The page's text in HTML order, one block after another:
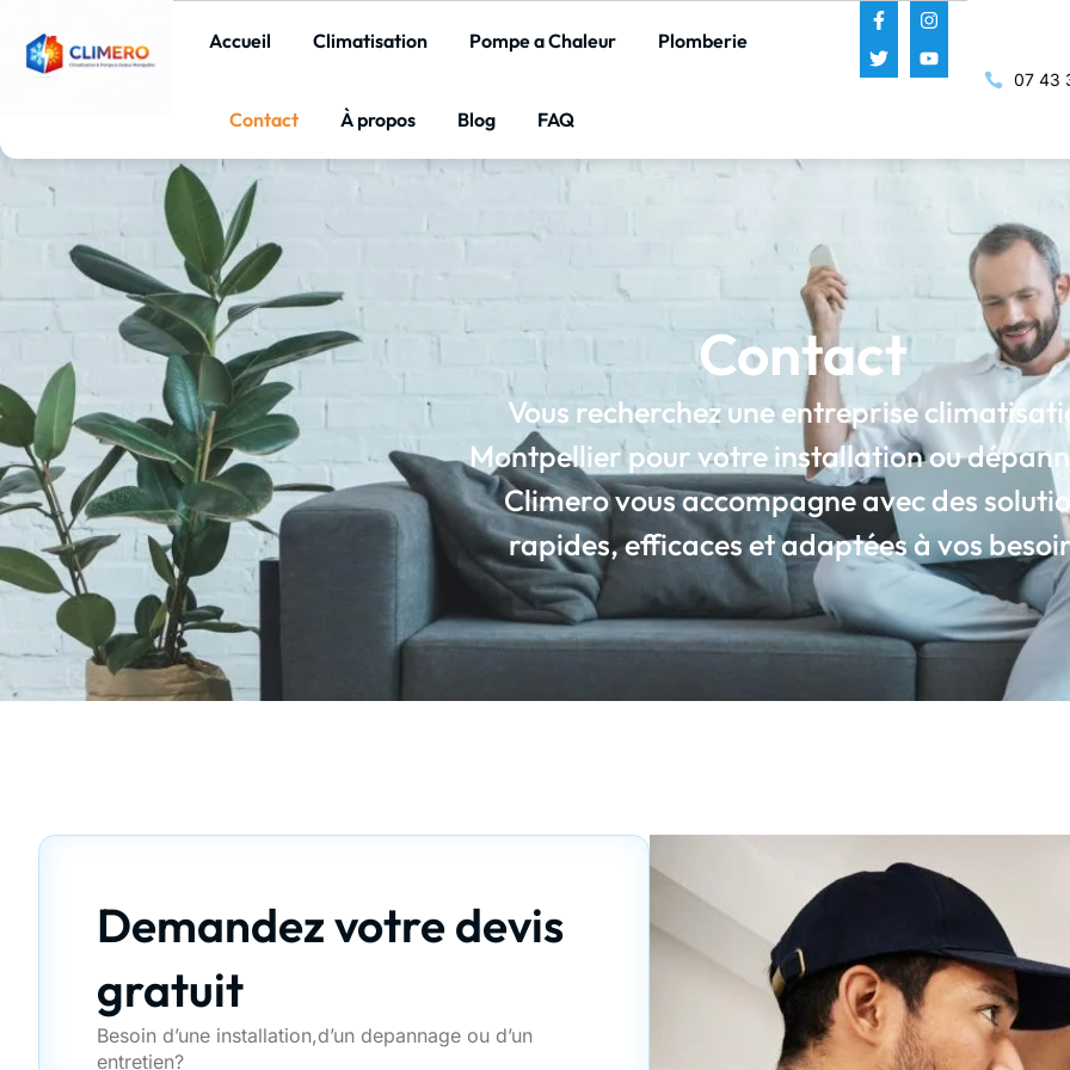
Accueil Climatisation Pompe a Chaleur Plomberie
Contact À propos Blog FAQ
07 43
Contact
Vous recherchez une entreprise
Montpellier pour votre installation ou
Climero vous accompagne avec des
rapides, efficaces et adaptées à vos
Demandez votre devis
gratuit
Besoin d’une installation,d’un depannage ou d’un
entretien?